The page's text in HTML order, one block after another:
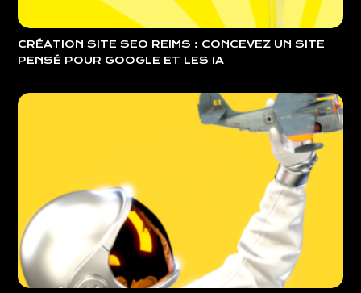
CRÉATION SITE SEO REIMS : CONCEVEZ UN SITE
PENSÉ POUR GOOGLE ET LES IA